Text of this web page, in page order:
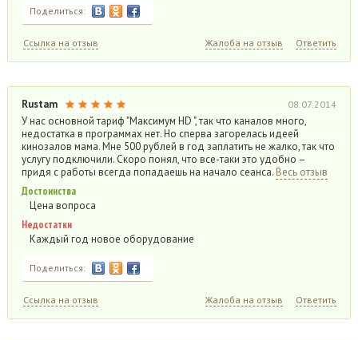
Поделиться:
Ссылка на отзыв Жалоба на отзыв Ответить
Rustam 08.07.2014
У нас основной тариф "Максимум HD ", так что каналов много,
недостатка в программах нет. Но сперва загорелась идеей
кинозалов мама. Мне 500 рублей в год заплатить не жалко, так что
услугу подключили. Скоро понял, что все-таки это удобно –
придя с работы всегда попадаешь на начало сеанса. Весь отзыв
Достоинства
Цена вопроса
Недостатки
Каждый год новое оборудование
Поделиться:
Ссылка на отзыв Жалоба на отзыв Ответить